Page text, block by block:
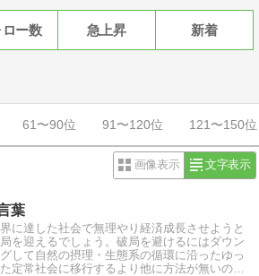
ロー数 急上昇 新着
61〜90位 91〜120位 121〜150位
画像表示 文字表示
葉
に達した社会で無理やり経済成長させようと
を迎えるでしょう。破局を避けるにはダウン
して自然の摂理・生態系の循環に沿ったゆっ
定常社会に移行するより他に方法が無いので